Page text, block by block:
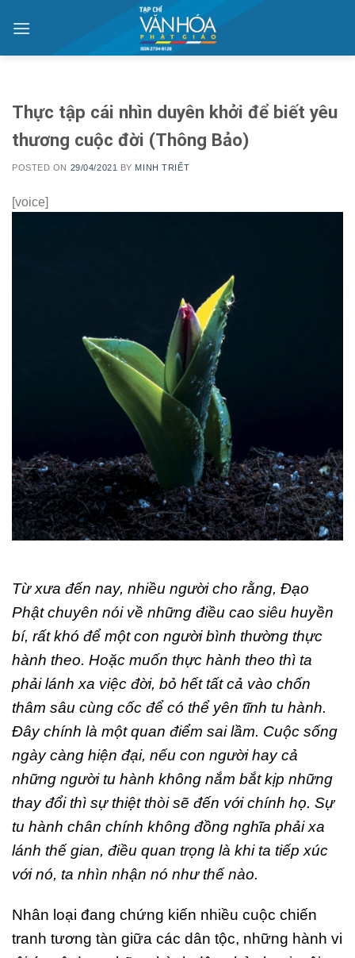
Thực tập cái nhìn duyên khởi để biết yêu
thương cuộc đời (Thông Bảo)
POSTED ON 29/04/2021 BY MINH TRIẾT
[voice]
Từ xưa đến nay, nhiều người cho rằng, Đạo
Phật chuyên nói về những điều cao siêu huyền
bí, rất khó để một con người bình thường thực
hành theo. Hoặc muốn thực hành theo thì ta
phải lánh xa việc đời, bỏ hết tất cả vào chốn
thâm sâu cùng cốc để có thể yên tĩnh tu hành.
Đây chính là một quan điểm sai lầm. Cuộc sống
ngày càng hiện đại, nếu con người hay cả
những người tu hành không nắm bắt kịp những
thay đổi thì sự thiệt thòi sẽ đến với chính họ. Sự
tu hành chân chính không đồng nghĩa phải xa
lánh thế gian, điều quan trọng là khi ta tiếp xúc
với nó, ta nhìn nhận nó như thế nào.
Nhân loại đang chứng kiến nhiều cuộc chiến
tranh tương tàn giữa các dân tộc, những hành vi